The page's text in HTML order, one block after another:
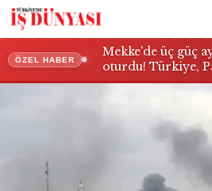
ÖZEL HABER
Mekke’de üç güç
oturdu! Türkiye,